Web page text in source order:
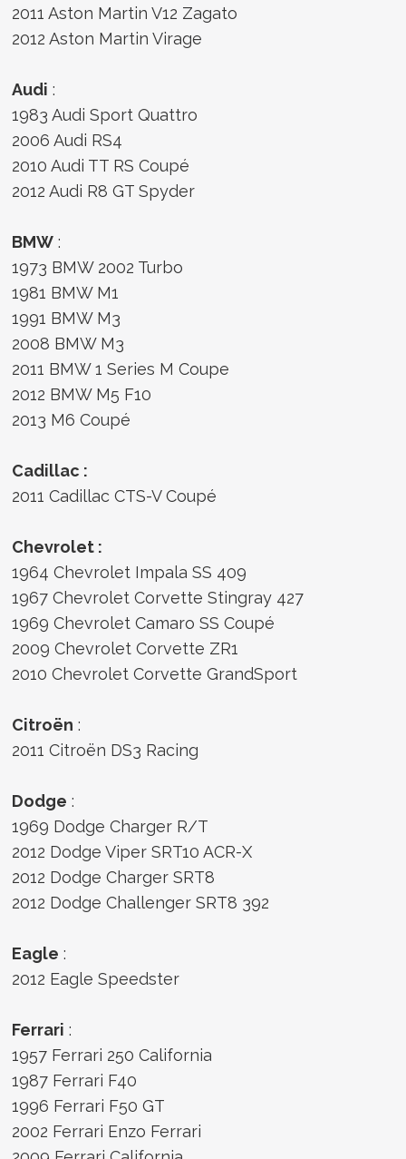
2011 Aston Martin V12 Zagato
2012 Aston Martin Virage
Audi :
1983 Audi Sport Quattro
2006 Audi RS4
2010 Audi TT RS Coupé
2012 Audi R8 GT Spyder
BMW :
1973 BMW 2002 Turbo
1981 BMW M1
1991 BMW M3
2008 BMW M3
2011 BMW 1 Series M Coupe
2012 BMW M5 F10
2013 M6 Coupé
Cadillac :
2011 Cadillac CTS-V Coupé
Chevrolet :
1964 Chevrolet Impala SS 409
1967 Chevrolet Corvette Stingray 427
1969 Chevrolet Camaro SS Coupé
2009 Chevrolet Corvette ZR1
2010 Chevrolet Corvette GrandSport
Citroën :
2011 Citroën DS3 Racing
Dodge :
1969 Dodge Charger R/T
2012 Dodge Viper SRT10 ACR-X
2012 Dodge Charger SRT8
2012 Dodge Challenger SRT8 392
Eagle :
2012 Eagle Speedster
Ferrari :
1957 Ferrari 250 California
1987 Ferrari F40
1996 Ferrari F50 GT
2002 Ferrari Enzo Ferrari